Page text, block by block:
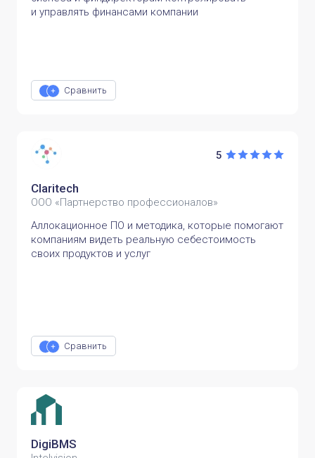
и управлять финансами компании
Сравнить
5
Claritech
ООО «Партнерство профессионалов»
Аллокационное ПО и методика, которые помогают
компаниям видеть реальную себестоимость
своих продуктов и услуг
Сравнить
DigiBMS